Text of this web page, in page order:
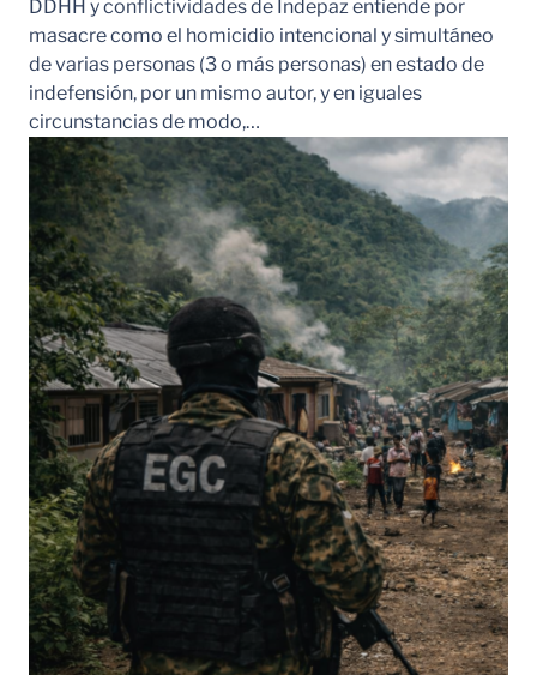
DDHH y conflictividades de Indepaz entiende por
masacre como el homicidio intencional y simultáneo
de varias personas (3 o más personas) en estado de
indefensión, por un mismo autor, y en iguales
circunstancias de modo,…